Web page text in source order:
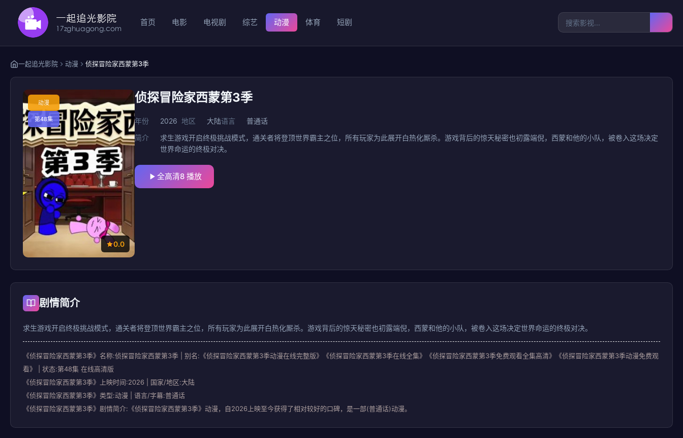
首页 电影 电视剧 综艺 动漫 体育 短剧
一起追光影院 动漫 侦探冒险家西蒙第3季
动漫
第48集
0.0
侦探冒险家西蒙第3季
年份 2026 地区 大陆语言
普通话
简介
求生游戏开启终极挑战模式，通关者将登顶世界霸主之位，所有玩家为此展开白热化厮杀。游戏背后的惊天秘密也初露端倪，西蒙和他的小队，被卷入这场决定
世界命运的终极对决。
全高清8 播放
剧情简介
求生游戏开启终极挑战模式，通关者将登顶世界霸主之位，所有玩家为此展开白热化厮杀。游戏背后的惊天秘密也初露端倪，西蒙和他的小队，被卷入这场决定世界命运的终极对决。
《侦探冒险家西蒙第3季》名称:侦探冒险家西蒙第3季 | 别名:《侦探冒险家西蒙第3季动漫在线完整版》《侦探冒险家西蒙第3季在线全集》《侦探冒险家西蒙第3季免费观看全集高清》《侦探冒险家西蒙第3季动漫免费观
看》 | 状态:第48集 在线高清版
《侦探冒险家西蒙第3季》上映时间:2026 | 国家/地区:大陆
《侦探冒险家西蒙第3季》类型:动漫 | 语言/字幕:普通话
《侦探冒险家西蒙第3季》剧情简介:《侦探冒险家西蒙第3季》动漫，自2026上映至今获得了相对较好的口碑，是一部(普通话)动漫。